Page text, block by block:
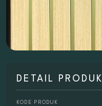
DETAIL PRODUK
KODE PRODUK